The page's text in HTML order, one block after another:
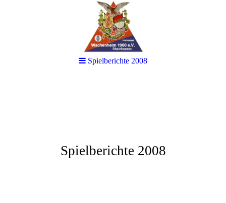
Spielberichte 2008
Spielberichte 2008